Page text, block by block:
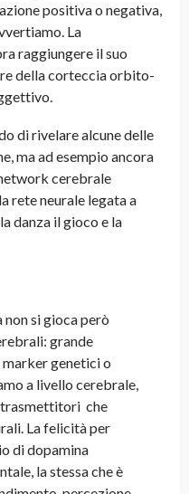
positiva o negativa,
La
raggiungere il suo
della corteccia orbito-
di rivelare alcune delle
ma ad esempio ancora
cerebrale
rete neurale legata a
danza il gioco e la
si gioca però
grande
marker genetici o
a livello cerebrale,
che
La felicità per
di dopamina
la stessa che è